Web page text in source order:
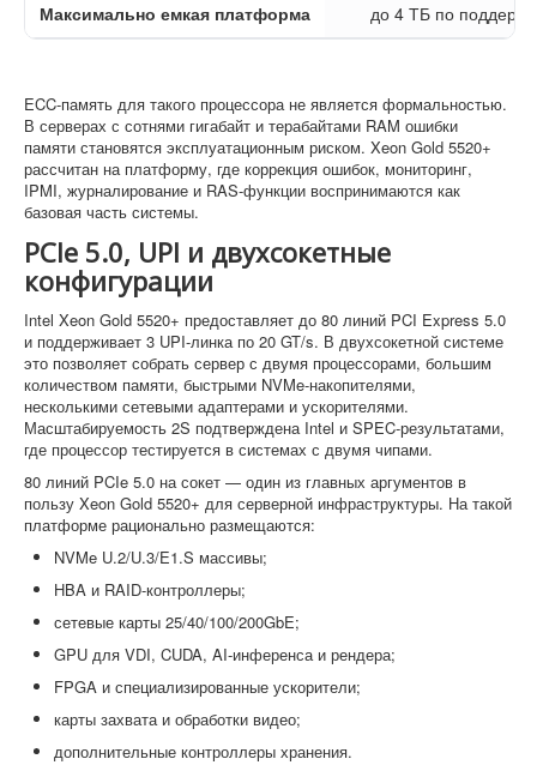
Максимально емкая платформа до 4 ТБ по
ECC-память для такого процессора не является формальностью.
В серверах с сотнями гигабайт и терабайтами RAM ошибки
памяти становятся эксплуатационным риском. Xeon Gold 5520+
рассчитан на платформу, где коррекция ошибок, мониторинг,
IPMI, журналирование и RAS-функции воспринимаются как
базовая часть системы.
PCIe 5.0, UPI и двухсокетные
конфигурации
Intel Xeon Gold 5520+ предоставляет до 80 линий PCI Express 5.0
и поддерживает 3 UPI-линка по 20 GT/s. В двухсокетной системе
это позволяет собрать сервер с двумя процессорами, большим
количеством памяти, быстрыми NVMe-накопителями,
несколькими сетевыми адаптерами и ускорителями.
Масштабируемость 2S подтверждена Intel и SPEC-результатами,
где процессор тестируется в системах с двумя чипами.
80 линий PCIe 5.0 на сокет — один из главных аргументов в
пользу Xeon Gold 5520+ для серверной инфраструктуры. На такой
платформе рационально размещаются:
NVMe U.2/U.3/E1.S массивы;
HBA и RAID-контроллеры;
сетевые карты 25/40/100/200GbE;
GPU для VDI, CUDA, AI-инференса и рендера;
FPGA и специализированные ускорители;
карты захвата и обработки видео;
дополнительные контроллеры хранения.